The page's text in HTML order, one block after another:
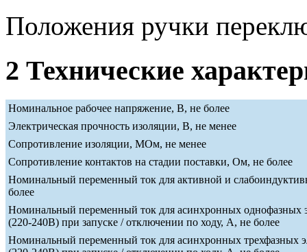
Положения ручки
2 Технические
Номинальное рабочее напряжение, В, не более
Электрическая прочность изоляции, В, не менее
Сопротивление изоляции, МОм, не менее
Сопротивление контактов на стадии поставки, Ом, не более
Номинальный переменный ток для активной и
более
Номинальный переменный ток для асинхронных однофазных
(220-240В) при запуске / отключении по ходу, А, не более
Номинальный переменный ток для асинхронных трехфазных